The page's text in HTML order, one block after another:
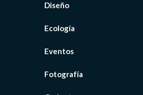
Diseño
Ecología
Eventos
Fotografía